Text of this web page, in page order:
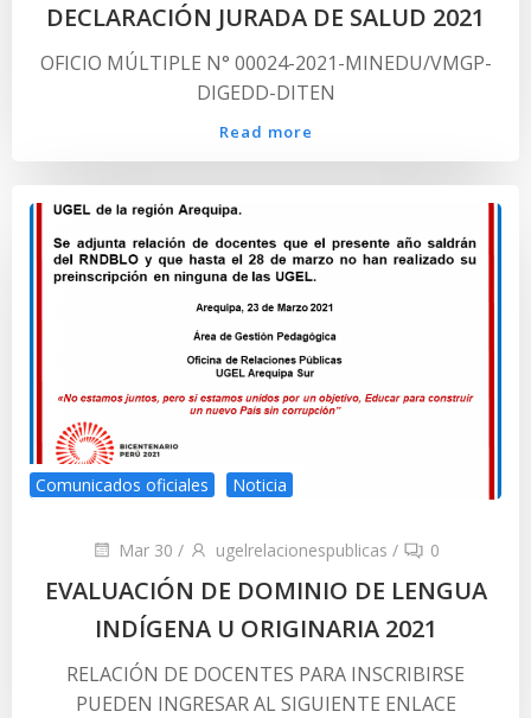
DECLARACIÓN JURADA DE SALUD 2021
OFICIO MÚLTIPLE N° 00024-2021-MINEDU/VMGP-
DIGEDD-DITEN
Read more
Comunicados oficiales Noticia
Mar 30 / ugelrelacionespublicas / 0
EVALUACIÓN DE DOMINIO DE LENGUA
INDÍGENA U ORIGINARIA 2021
RELACIÓN DE DOCENTES PARA INSCRIBIRSE
PUEDEN INGRESAR AL SIGUIENTE ENLACE